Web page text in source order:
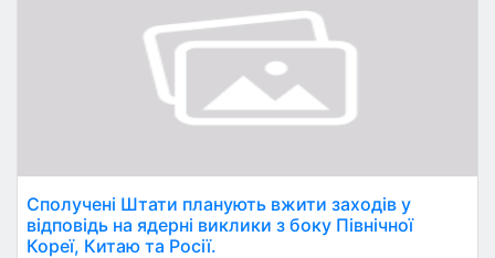
Сполучені Штати планують вжити заходів у
відповідь на ядерні виклики з боку Північної
Кореї, Китаю та Росії.